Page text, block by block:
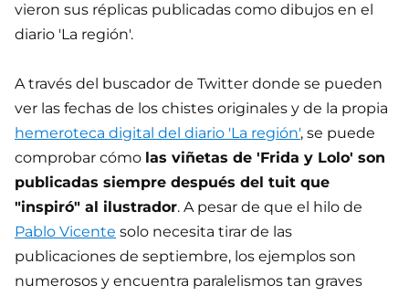
vieron sus réplicas publicadas como dibujos en el
diario 'La región'.
A través del buscador de Twitter donde se pueden
ver las fechas de los chistes originales y de la propia
hemeroteca digital del diario 'La región', se puede
comprobar cómo las viñetas de 'Frida y Lolo' son
publicadas siempre después del tuit que
"inspiró" al ilustrador. A pesar de que el hilo de
Pablo Vicente solo necesita tirar de las
publicaciones de septiembre, los ejemplos son
numerosos y encuentra paralelismos tan graves